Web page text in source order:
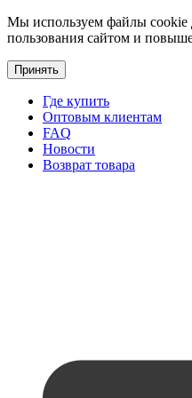
Мы используем файлы cookie
пользования сайтом и
Принять
Где купить
Оптовым клиентам
FAQ
Новости
Возврат товара